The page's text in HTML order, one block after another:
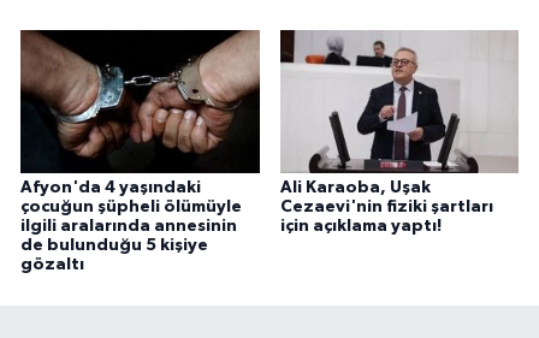
Afyon'da 4 yaşındaki
çocuğun şüpheli ölümüyle
ilgili aralarında annesinin
de bulunduğu 5 kişiye
gözaltı
Ali Karaoba, Uşak
Cezaevi'nin fiziki şartları
için açıklama yaptı!